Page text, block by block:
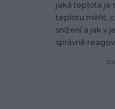
jaká teplota je
teplotu měřit,
snížení a jak v
správně